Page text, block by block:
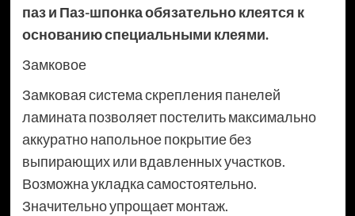
паз и Паз-шпонка обязательно клеятся к
основанию специальными клеями.
Замковое
Замковая система скрепления панелей
ламината позволяет постелить максимально
аккуратно напольное покрытие без
выпирающих или вдавленных участков.
Возможна укладка самостоятельно.
Значительно упрощает монтаж.